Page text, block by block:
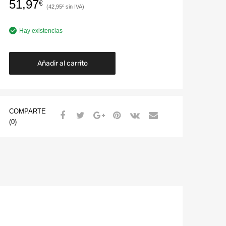
51,97€ 42,95€
Hay existencias
Añadir al carrito
COMPARTE
(0)